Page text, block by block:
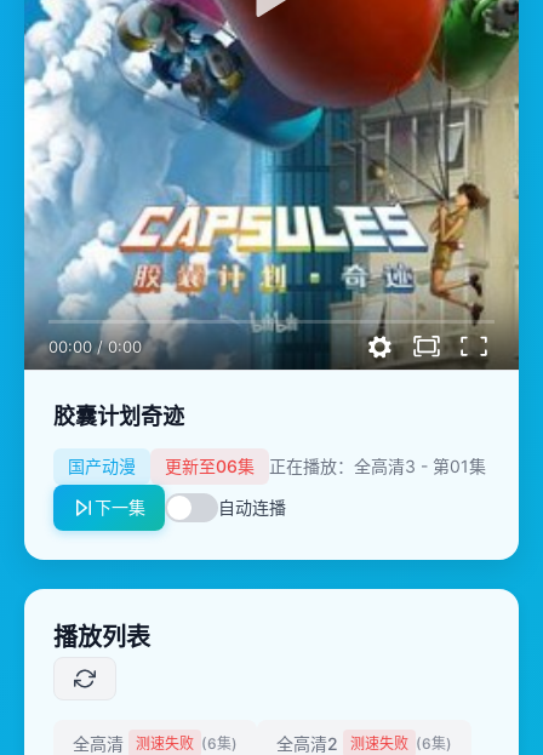
00:00/0:00
胶囊计划奇迹
国产动漫 更新至06集
正在播放：全高清3 - 第01集
下一集
自动连播
播放列表
全高清 测速失败 (6集) 全高清2 测速失败 (6集)